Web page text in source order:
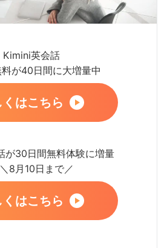
Kimini英会話
が40日間に大増量中
はこちら
が30日間無料体験に増量
8月10日まで／
はこちら